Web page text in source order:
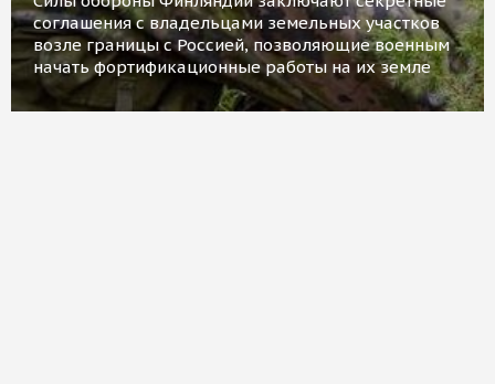
соглашения с владельцами земельных участков
возле границы с Россией, позволяющие военным
начать фортификационные работы на их земле